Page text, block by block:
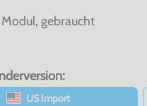
gebraucht
US Import